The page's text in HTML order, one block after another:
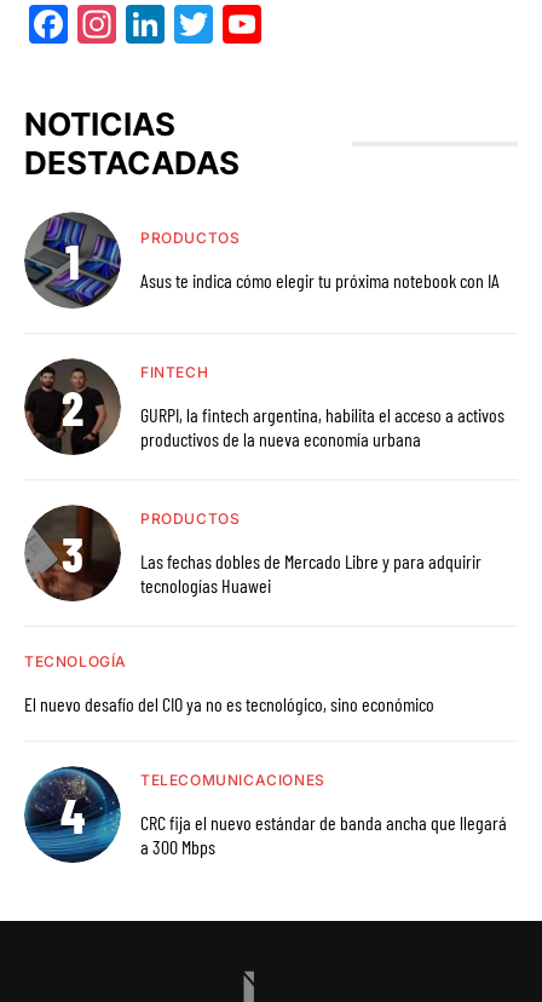
Facebook
Instagram
LinkedIn
Twitter
NOTICIAS
DESTACADAS
PRODUCTOS
Asus te indica cómo elegir tu próxima notebook con IA
FINTECH
GURPI, la fintech argentina, habilita el acceso a activos
productivos de la nueva economía urbana
PRODUCTOS
Las fechas dobles de Mercado Libre y para adquirir
tecnologías Huawei
TECNOLOGÍA
El nuevo desafío del CIO ya no es tecnológico, sino económico
TELECOMUNICACIONES
CRC fija el nuevo estándar de banda ancha que llegará
a 300 Mbps